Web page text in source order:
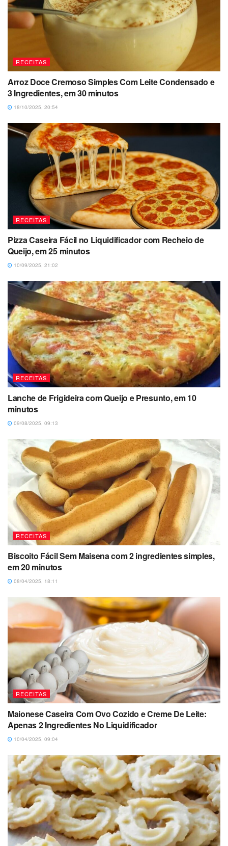
RECEITAS
Arroz Doce Cremoso Simples Com Leite Condensado e
3 Ingredientes, em 30 minutos
18/10/2025, 20:54
RECEITAS
Pizza Caseira Fácil no Liquidificador com Recheio de
Queijo, em 25 minutos
10/09/2025, 21:02
RECEITAS
Lanche de Frigideira com Queijo e Presunto, em 10
minutos
09/08/2025, 09:13
RECEITAS
Biscoito Fácil Sem Maisena com 2 ingredientes simples,
em 20 minutos
08/04/2025, 18:11
RECEITAS
Maionese Caseira Com Ovo Cozido e Creme De Leite:
Apenas 2 Ingredientes No Liquidificador
10/04/2025, 09:04